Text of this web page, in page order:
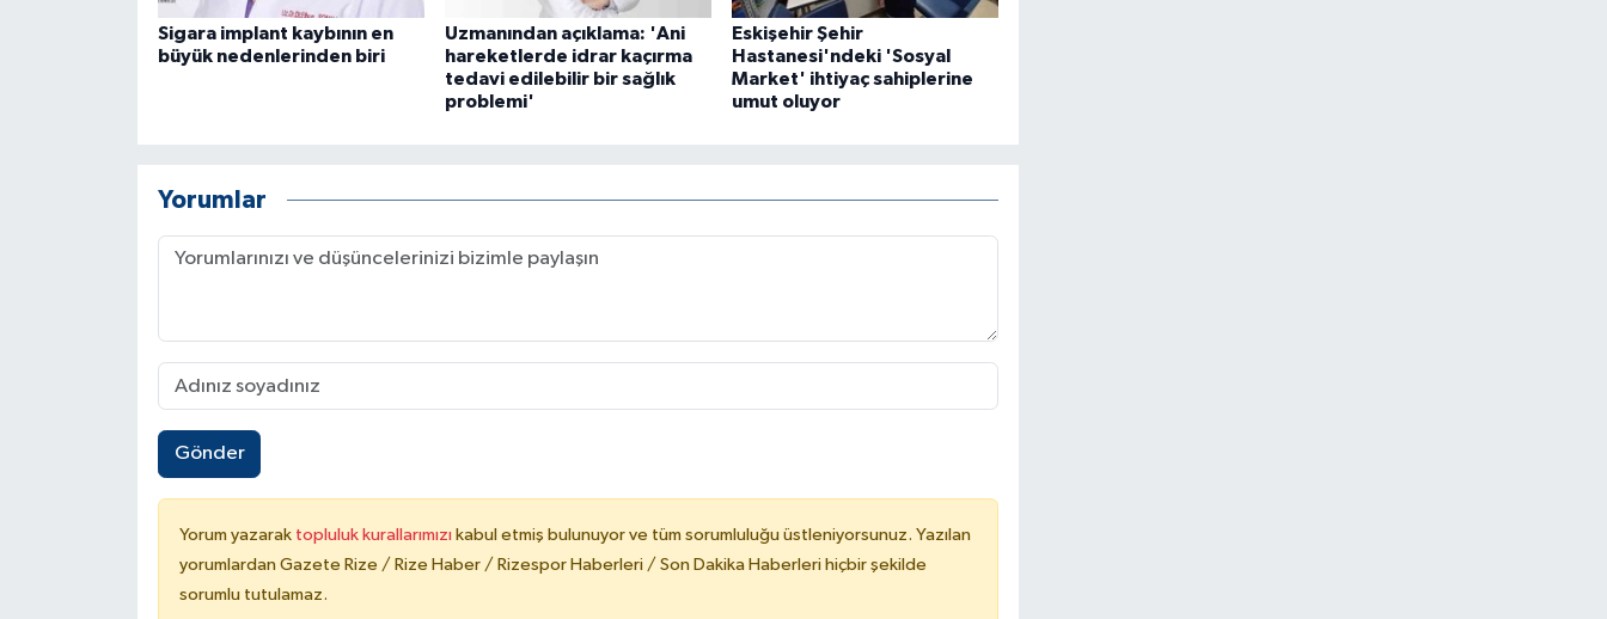
Sigara implant kaybının en
büyük nedenlerinden biri
Uzmanından açıklama: 'Ani
hareketlerde idrar kaçırma
tedavi edilebilir bir sağlık
problemi'
Eskişehir Şehir
Hastanesi'ndeki 'Sosyal
Market' ihtiyaç sahiplerine
umut oluyor
Yorumlar
Gönder
Yorum yazarak topluluk kurallarımızı kabul etmiş bulunuyor ve tüm sorumluluğu üstleniyorsunuz. Yazılan
yorumlardan Gazete Rize / Rize Haber / Rizespor Haberleri / Son Dakika Haberleri hiçbir şekilde
sorumlu tutulamaz.